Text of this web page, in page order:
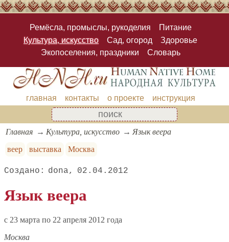
Ремёсла, промыслы, рукоделия
Питание
Культура, искусство
Сад, огород
Здоровье
Экопоселения, праздники
Словарь
главная контакты о проекте инструкция
Главная Культура, искусство
Язык веера
веер
выставка Москва
dona 02.04.2012
Язык веера
c 23 марта по 22 апреля 2012 года
Москва